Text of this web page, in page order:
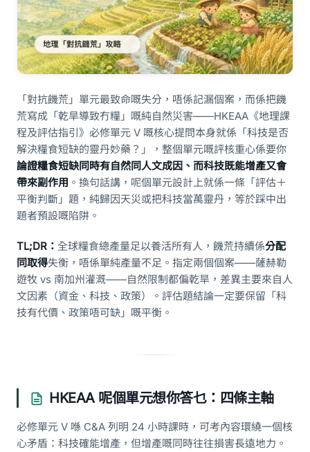
「對抗饑荒」單元最致命嘅失分，唔係記漏個案，而係把饑
荒寫成「乾旱導致冇糧」嘅純自然災害——HKEAA《地理課
程及評估指引》必修單元 V 嘅核心提問本身就係「科技是否
解決糧食短缺的靈丹妙藥？」，整個單元嘅評核重心係要你
論證糧食短缺同時有自然同人文成因、而科技既能增產又會
帶來副作用 。換句話講，呢個單元設計上就係一條「評估＋
平衡判斷」題，純歸因天災或把科技當萬靈丹，等於踩中出
題者預設嘅陷阱。
TL;DR： 全球糧食總產量足以養活所有人，饑荒持續係分配
同取得失衡，唔係單純產量不足。指定兩個個案——薩赫勒
遊牧 vs 南加州灌溉——自然限制都偏乾旱，差異主要來自人
文因素（資金、科技、政策）。評估題結論一定要保留「科
技有代價、政策唔可缺」嘅平衡。
HKEAA 呢個單元想你答乜：四條主軸
必修單元 V 喺 C&A 列明 24 小時課時，可考內容環繞一個核
心矛盾：科技確能增產，但增產嘅同時往往損害長遠地力。